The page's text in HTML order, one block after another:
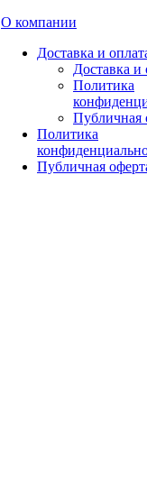
О компании
Доставка и
Доставка и
Политика
Публичная
Политика
Публичная